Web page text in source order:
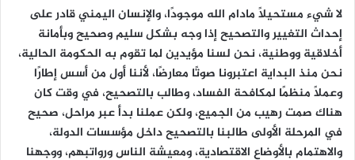
لا شيء مستحيلًا مادام الله موجودًا، والإنسان اليمني قادر على
إحداث التغيير والتصحيح إذا وجه بشكل سليم وصحيح وبأمانة
أخلاقية ووطنية، نحن لسنا مؤيدين لما تقوم به الحكومة الحالية،
نحن منذ البداية اعتبرونا صوتًا معارضًا، لأننا أول من أسس إطارًا
وعملًا منظمًا لمكافحة الفساد، وطالب بالتصحيح، في وقت كان
هناك صمت رهيب من الجميع، ولكن عملنا بدأ عبر مراحل، صحيح
في المرحلة الأولى طالبنا بالتصحيح داخل مؤسسات الدولة،
والاهتمام بالأوضاع الاقتصادية، ومعيشة الناس ورواتبهم، ووجهنا